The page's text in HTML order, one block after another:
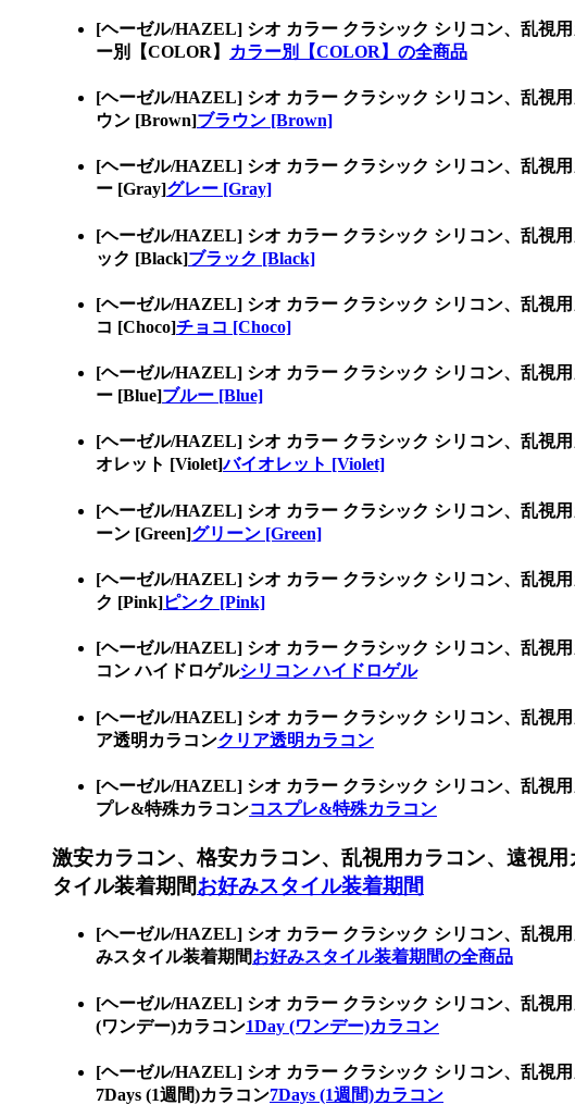
[ヘーゼル/HAZEL] シオ カラー クラシック シリコン、乱視
ー別【COLOR】
カラー別【COLOR】の全商品
[ヘーゼル/HAZEL] シオ カラー クラシック シリコン、乱視
ウン [Brown]ブラウン [Brown]
[ヘーゼル/HAZEL] シオ カラー クラシック シリコン、乱視
ー [Gray]グレー [Gray]
[ヘーゼル/HAZEL] シオ カラー クラシック シリコン、乱視
ック [Black]ブラック [Black]
[ヘーゼル/HAZEL] シオ カラー クラシック シリコン、乱視
コ [Choco]チョコ [Choco]
[ヘーゼル/HAZEL] シオ カラー クラシック シリコン、乱視
ー [Blue]ブルー [Blue]
[ヘーゼル/HAZEL] シオ カラー クラシック シリコン、乱視
オレット [Violet]バイオレット [Violet]
[ヘーゼル/HAZEL] シオ カラー クラシック シリコン、乱視
ーン [Green]グリーン [Green]
[ヘーゼル/HAZEL] シオ カラー クラシック シリコン、乱視
ク [Pink]ピンク [Pink]
[ヘーゼル/HAZEL] シオ カラー クラシック シリコン、乱視
コン ハイドロゲルシリコン ハイドロゲル
[ヘーゼル/HAZEL] シオ カラー クラシック シリコン、乱視
ア透明カラコンクリア透明カラコン
[ヘーゼル/HAZEL] シオ カラー クラシック シリコン、乱視
プレ&特殊カラコンコスプレ&特殊カラコン
激安カラコン、格安カラコン、乱視用カラコン、遠視
タイル装着期間お好みスタイル装着期間
[ヘーゼル/HAZEL] シオ カラー クラシック シリコン、乱視
みスタイル装着期間お好みスタイル装着期間の全商品
[ヘーゼル/HAZEL] シオ カラー クラシック シリコン、乱視
(ワンデー)カラコン1Day (ワンデー)カラコン
[ヘーゼル/HAZEL] シオ カラー クラシック シリコン、乱視
7Days (1週間)カラコン7Days (1週間)カラコン